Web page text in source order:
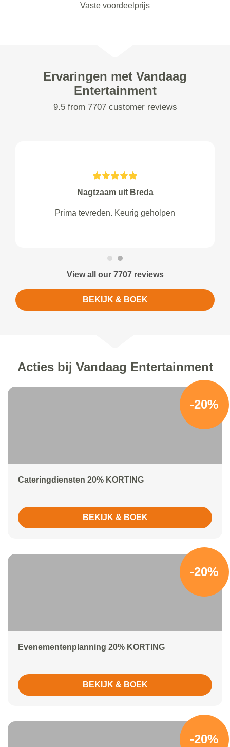
Vaste voordeelprijs
Ervaringen met Vandaag
Entertainment
9.5 from 7707 customer reviews
Nagtzaam uit Breda
Prima tevreden. Keurig geholpen
View all our 7707 reviews
BEKIJK & BOEK
Acties bij Vandaag Entertainment
-20%
Cateringdiensten 20% KORTING
BEKIJK & BOEK
-20%
Evenementenplanning 20% KORTING
BEKIJK & BOEK
-20%